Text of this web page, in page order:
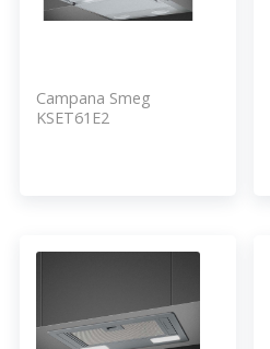
Campana Smeg
KSET61E2